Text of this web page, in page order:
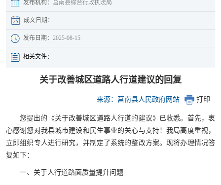
发布机构： 莒南县综合行政执法局
成文日期：
发布日期： 2025-08-15
相关文件：
关于改善城区道路人行道建议的回复
来源：莒南县人民政府网站 打印
您提出的《关于改善城区道路人行道的建议》已收悉。首先，衷
心感谢您对我县城市建设和民生事业的关心与支持！我局高度重视，
立即组织专人进行研究，并制定了系统的整改方案。现将办理情况答
复如下：
一、关于人行道路面质量提升问题